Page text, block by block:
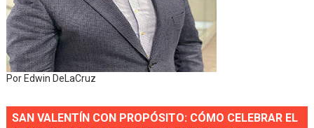
Por Edwin DeLaCruz
SAN VALENTÍN CON PROPÓSITO: CÓMO CELEBRAR EL